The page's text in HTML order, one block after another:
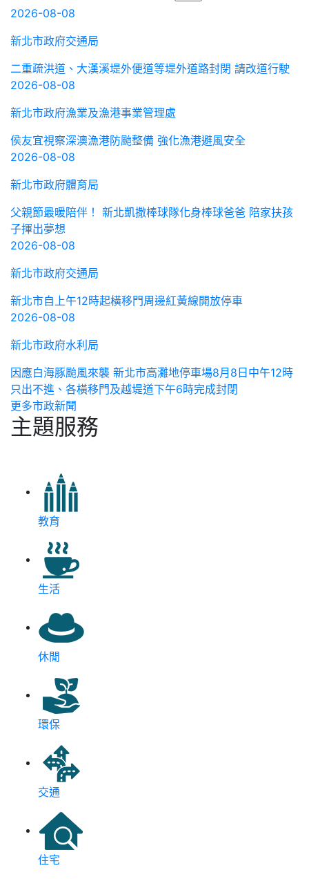
2026-08-08
新北市政府交通局
二重疏洪道、大漢溪堤外便道等堤外道路封閉 請改道行駛
2026-08-08
新北市政府漁業及漁港事業管理處
侯友宜視察深澳漁港防颱整備 強化漁港避風安全
2026-08-08
新北市政府體育局
父親節最暖陪伴！ 新北凱撒棒球隊化身棒球爸爸 陪家扶孩
子揮出夢想
2026-08-08
新北市政府交通局
新北市自上午12時起橫移門周邊紅黃線開放停車
2026-08-08
新北市政府水利局
因應白海豚颱風來襲 新北市高灘地停車場8月8日中午12時
只出不進、各橫移門及越堤道下午6時完成封閉
更多市政新聞
主題服務
教育
生活
休閒
環保
交通
住宅